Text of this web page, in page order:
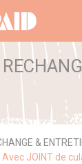
&
Avec JOINT de
cookies